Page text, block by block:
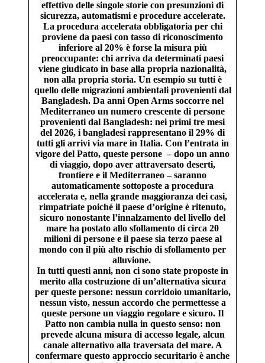
effettivo delle singole storie con presunzioni di
sicurezza, automatismi e procedure accelerate.
La procedura accelerata obbligatoria per chi
proviene da paesi con tasso di riconoscimento
inferiore al 20% è forse la misura più
preoccupante: chi arriva da determinati paesi
viene giudicato in base alla propria nazionalità,
non alla propria storia. Un esempio su tutti è
quello delle migrazioni ambientali provenienti dal
Bangladesh. Da anni Open Arms soccorre nel
Mediterraneo un numero crescente di persone
provenienti dal Bangladesh: nei primi tre mesi
del 2026, i bangladesi rappresentano il 29% di
tutti gli arrivi via mare in Italia. Con l’entrata in
vigore del Patto, queste persone – dopo un anno
di viaggio, dopo aver attraversato deserti,
frontiere e il Mediterraneo – saranno
automaticamente sottoposte a procedura
accelerata e, nella grande maggioranza dei casi,
rimpatriate poiché il paese d’origine è ritenuto,
sicuro nonostante l’innalzamento del livello del
mare ha postato allo sfollamento di circa 20
milioni di persone e il paese sia terzo paese al
mondo con il più alto rischio di sfollamento per
alluvione.
In tutti questi anni, non ci sono state proposte in
merito alla costruzione di un’alternativa sicura
per queste persone: nessun corridoio umanitario,
nessun visto, nessun accordo che permettesse a
queste persone un viaggio regolare e sicuro. Il
Patto non cambia nulla in questo senso: non
prevede alcuna misura di accesso legale, alcun
canale alternativo alla traversata del mare. A
confermare questo approccio securitario è anche